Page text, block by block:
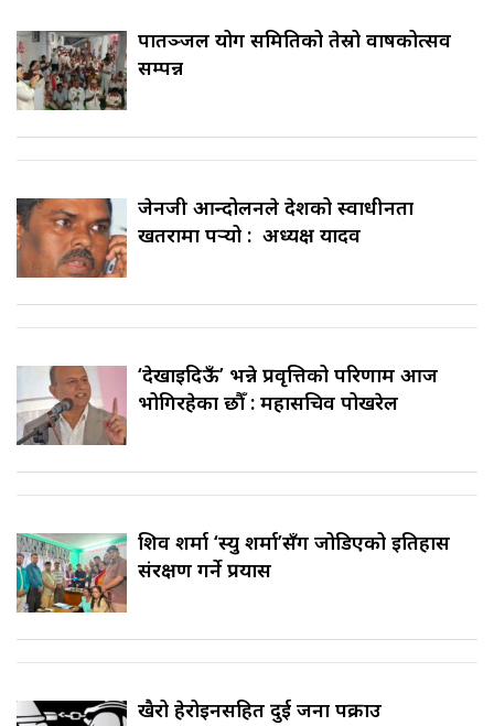
पातञ्जल योग समितिको तेस्रो वार्षिकोत्सव
सम्पन्न
जेनजी आन्दोलनले देशको स्वाधीनता
खतरामा पर्‍यो : अध्यक्ष यादव
‘देखाइदिऊँ’ भन्ने प्रवृत्तिको परिणाम आज
भोगिरहेका छौँ : महासचिव पोखरेल
शिव शर्मा ‘स्यु शर्मा’सँग जोडिएको इतिहास
संरक्षण गर्ने प्रयास
खैरो हेरोइनसहित दुई जना पक्राउ